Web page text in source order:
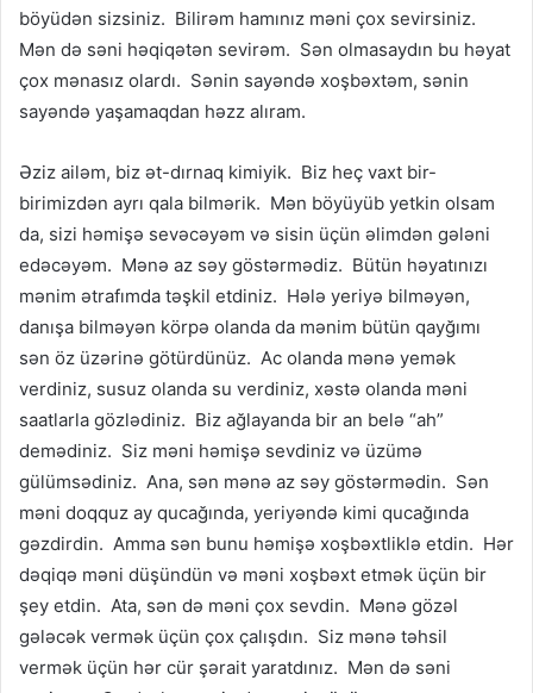
böyüdən sizsiniz. Bilirəm hamınız məni çox sevirsiniz.
Mən də səni həqiqətən sevirəm. Sən olmasaydın bu həyat
çox mənasız olardı. Sənin sayəndə xoşbəxtəm, sənin
sayəndə yaşamaqdan həzz alıram.
Əziz ailəm, biz ət-dırnaq kimiyik. Biz heç vaxt bir-
birimizdən ayrı qala bilmərik. Mən böyüyüb yetkin olsam
da, sizi həmişə sevəcəyəm və sisin üçün əlimdən gələni
edəcəyəm. Mənə az səy göstərmədiz. Bütün həyatınızı
mənim ətrafımda təşkil etdiniz. Hələ yeriyə bilməyən,
danışa bilməyən körpə olanda da mənim bütün qayğımı
sən öz üzərinə götürdünüz. Ac olanda mənə yemək
verdiniz, susuz olanda su verdiniz, xəstə olanda məni
saatlarla gözlədiniz. Biz ağlayanda bir an belə “ah”
demədiniz. Siz məni həmişə sevdiniz və üzümə
gülümsədiniz. Ana, sən mənə az səy göstərmədin. Sən
məni doqquz ay qucağında, yeriyəndə kimi qucağında
gəzdirdin. Amma sən bunu həmişə xoşbəxtliklə etdin. Hər
dəqiqə məni düşündün və məni xoşbəxt etmək üçün bir
şey etdin. Ata, sən də məni çox sevdin. Mənə gözəl
gələcək vermək üçün çox çalışdın. Siz mənə təhsil
vermək üçün hər cür şərait yaratdınız. Mən də səni